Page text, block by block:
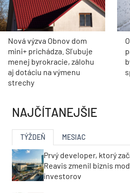
Nová výzva Obnov dom
mini+ prichádza. Sľubuje
menej byrokracie, zálohu
aj dotáciu na výmenu
strechy
NAJČÍTANEJŠIE
TÝŽDEŇ MESIAC
Prvý developer, ktorý
Reavis zmenil biznis
investorov